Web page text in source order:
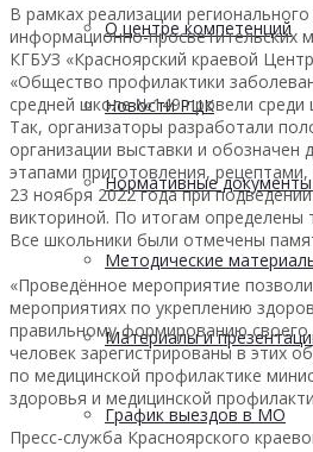
О центре компетенций
Новости РЦК
Нормативные
Методические
Материалы и
График выездов в МО
В рамках реализации
информационно-
КГБУЗ «Красноярский краевой
«Общество профилактики
средней школе №149 провели
Так, организаторы разработали
организации выставки и
этапами приготовления,
23 ноября 2022 года при
викториной. По итогам определены
Все школьники были отмечены
«Проведённое мероприятие
мероприятиях по укреплению
правильному формированию своего
человек зарегистрированы в этих
по медицинской профилактике
здоровья и медицинской
Пресс-служба Красноярского